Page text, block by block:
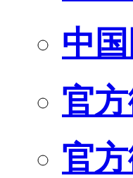
中
官
官